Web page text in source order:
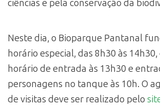
ciências e pela conservação da
Neste dia, o Bioparque Pantanal
horário especial, das 8h30 às
horário de entrada às 13h30 e
personagens no tanque às 10h. O
de visitas deve ser realizado pelo